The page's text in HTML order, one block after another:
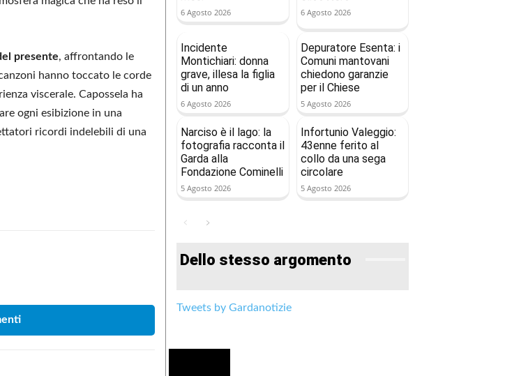
presente, affrontando le
hanno toccato le corde
viscerale. Capossela ha
ogni esibizione in una
ricordi indelebili di una
6 Agosto 2026 6 Agosto 2026
Incidente
Montichiari: donna
grave, illesa la figlia
di un anno
6 Agosto 2026
Depuratore Esenta: i
Comuni mantovani
chiedono garanzie
per il Chiese
5 Agosto 2026
Narciso è il lago: la
fotografia racconta il
Garda alla
Fondazione Cominelli
5 Agosto 2026
Infortunio Valeggio:
43enne ferito al
collo da una sega
circolare
5 Agosto 2026
Dello stesso argomento
Tweets by Gardanotizie